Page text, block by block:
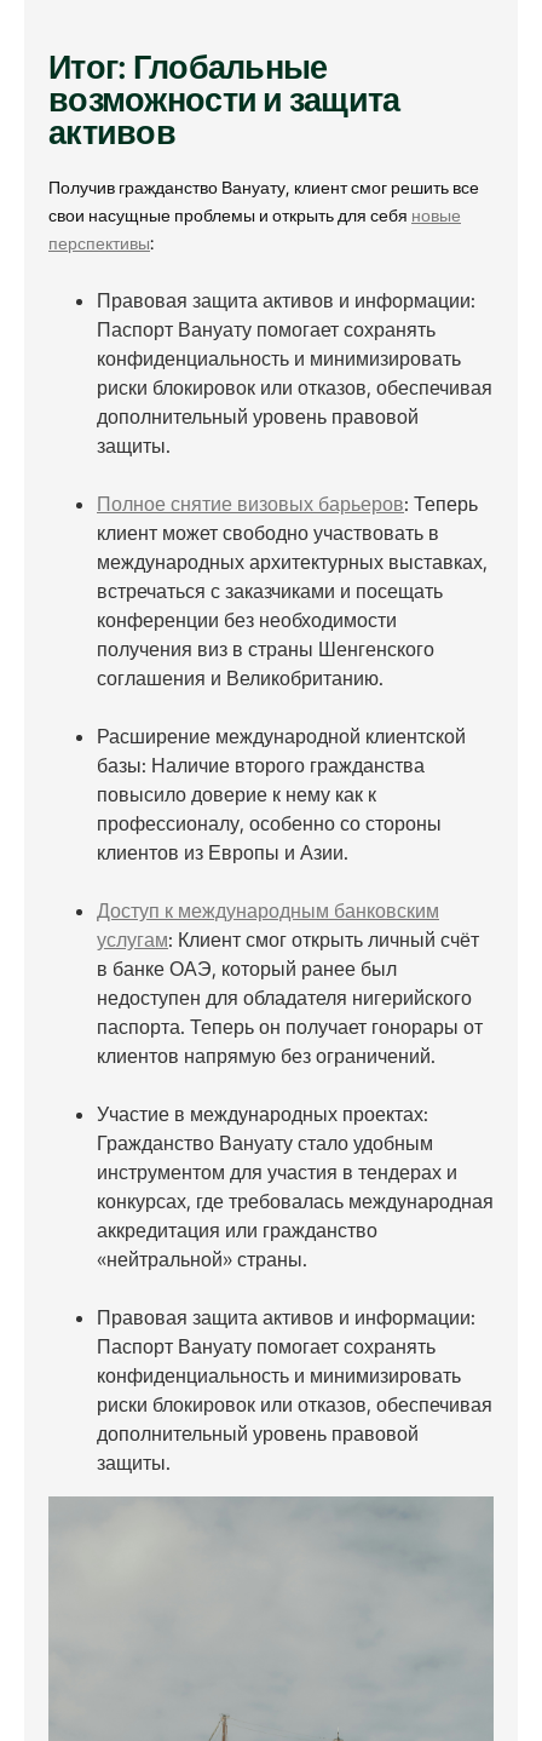
Итог: Глобальные
возможности и защита
активов
Получив гражданство Вануату, клиент смог решить все
свои насущные проблемы и открыть для себя новые
перспективы:
Правовая защита активов и информации:
Паспорт Вануату помогает сохранять
конфиденциальность и минимизировать
риски блокировок или отказов, обеспечивая
дополнительный уровень правовой
защиты.
Полное снятие визовых барьеров: Теперь
клиент может свободно участвовать в
международных архитектурных выставках,
встречаться с заказчиками и посещать
конференции без необходимости
получения виз в страны Шенгенского
соглашения и Великобританию.
Расширение международной клиентской
базы: Наличие второго гражданства
повысило доверие к нему как к
профессионалу, особенно со стороны
клиентов из Европы и Азии.
Доступ к международным банковским
услугам: Клиент смог открыть личный счёт
в банке ОАЭ, который ранее был
недоступен для обладателя нигерийского
паспорта. Теперь он получает гонорары от
клиентов напрямую без ограничений.
Участие в международных проектах:
Гражданство Вануату стало удобным
инструментом для участия в тендерах и
конкурсах, где требовалась международная
аккредитация или гражданство
«нейтральной» страны.
Правовая защита активов и информации:
Паспорт Вануату помогает сохранять
конфиденциальность и минимизировать
риски блокировок или отказов, обеспечивая
дополнительный уровень правовой
защиты.